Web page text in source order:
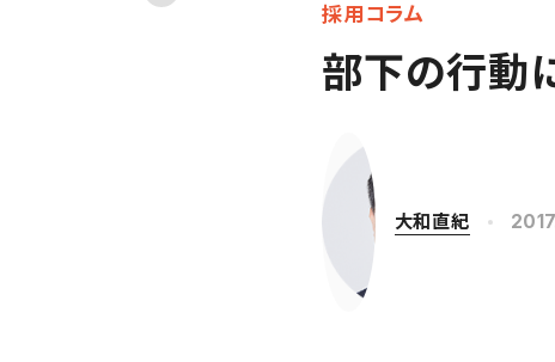
採用コラム
部下の行動
大和直紀